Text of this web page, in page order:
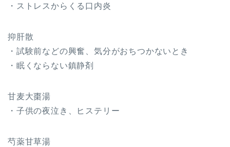
・ストレスからくる口内炎
抑肝散
・試験前などの興奮、気分がおちつかないとき
・眠くならない鎮静剤
甘麦大棗湯
・子供の夜泣き、ヒステリー
芍薬甘草湯